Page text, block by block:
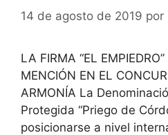
14 de agosto de 2019 por
LA FIRMA “EL
MENCIÓN EN EL
ARMONÍA La
Protegida “Priego de
posicionarse a nivel